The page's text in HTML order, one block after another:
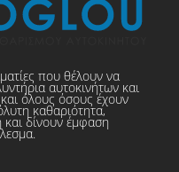
που θέλουν να
αυτοκινήτων και
όλους όσους έχουν
καθαριότητα,
και δίνουν έμφαση